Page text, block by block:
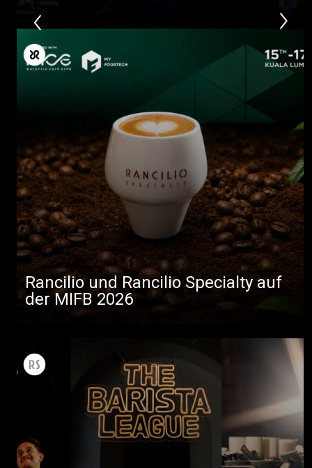
Rancilio und Rancilio Specialty auf
der MIFB 2026